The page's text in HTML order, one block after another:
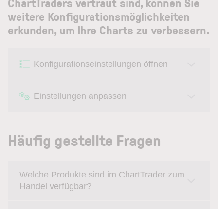
weitere Konfigurationsmöglichkeiten
erkunden, um Ihre Charts zu verbessern.
Konfigurationseinstellungen öffnen
Einstellungen anpassen
Häufig gestellte Fragen
Welche Produkte sind im ChartTrader zum
Handel verfügbar?